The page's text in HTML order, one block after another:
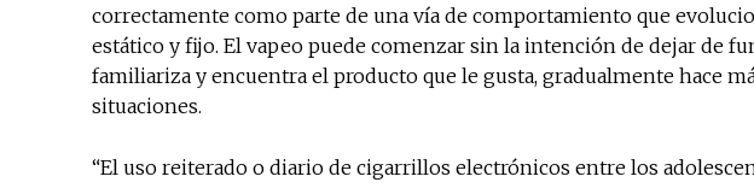
correctamente como parte de una vía de comportamiento que
estático y fijo. El vapeo puede comenzar sin la intención de dejar de
familiariza y encuentra el producto que le gusta, gradualmente hace
situaciones.
“El uso reiterado o diario de cigarrillos electrónicos entre los